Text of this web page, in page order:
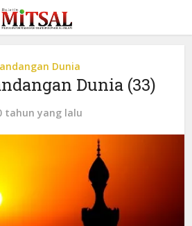
Dunia
Dunia (33)
tahun yang lalu